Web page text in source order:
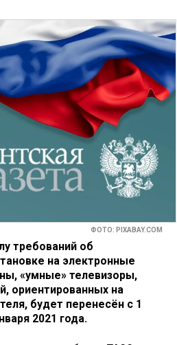
ФОТО: PIXABAY.COM
требований об
на электронные
«умные» телевизоры,
ориентированных на
будет перенесён с 1
2021 года.